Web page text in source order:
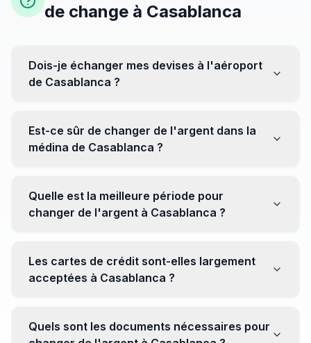
de change à Casablanca
Dois-je échanger mes devises à l'aéroport
de Casablanca ?
être moins avantageux. Orientez-vous plutôt vers les
bureaux de change en ville pour obtenir de meilleurs
Est-ce sûr de changer de l'argent dans la
médina de Casablanca ?
établissements réputés pour éviter les surprises.
Quelle est la meilleure période pour
changer de l'argent à Casablanca ?
soyez attentif aux fluctuations pour maximiser la valeur
de vos devises.
Les cartes de crédit sont-elles largement
acceptées à Casablanca ?
Cependant, avoir un peu de monnaie locale peut être
Quels sont les documents nécessaires pour